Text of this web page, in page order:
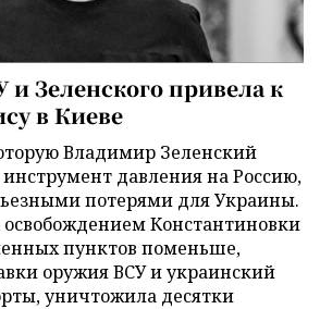
и Зеленского привела к
в Киеве
Владимир Зеленский
давления на Россию,
потерями для Украины.
освобождением Константиновки
пунктов поменьше,
оружия ВСУ и украинский
уничтожила десятки